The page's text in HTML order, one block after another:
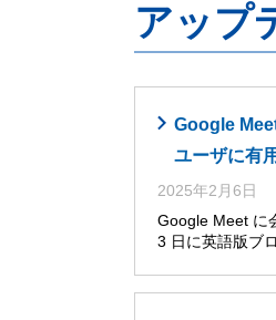
アップ
Google
ユーザに有
2025年2月6日
Google Meet に
3 日に英語版ブ